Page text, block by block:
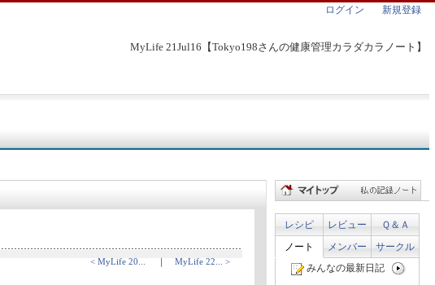
MyLife 21Jul16【Tokyo198さんの健康管理カラダカラノート】
ログイン 新規登録
< MyLife 20... ｜ MyLife 22... >
レシピ レビュー
Ｑ＆Ａ
ノート
メンバー
サークル
みんなの最新日記